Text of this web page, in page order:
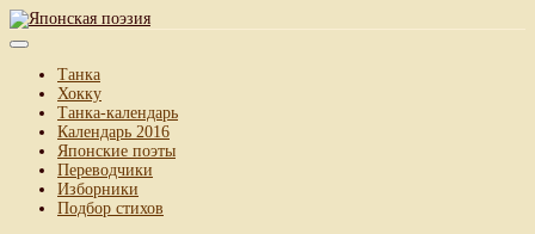
Танка
Хокку
Танка-календарь
Календарь 2016
Японские поэты
Переводчики
Изборники
Подбор стихов